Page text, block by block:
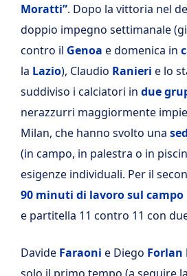
Moratti”. Dopo la vittoria nel
doppio impegno settimanale
contro il Genoa e domenica in
la Lazio), Claudio Ranieri e lo
suddiviso i calciatori in due
nerazzurri maggiormente
Milan, che hanno svolto una
(in campo, in palestra o in
esigenze individuali. Per il
90 minuti di lavoro sul campo
e partitella 11 contro 11 con
Davide Faraoni e Diego Forlan
solo il primo tempo (a seguire